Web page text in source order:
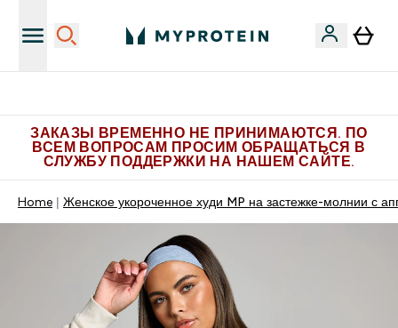
ЗАКАЗЫ ВРЕМЕННО НЕ ПРИНИМАЮТСЯ. ПО
ВСЕМ ВОПРОСАМ ПРОСИМ ОБРАЩАТЬСЯ В
СЛУЖБУ ПОДДЕРЖКИ НА НАШЕМ САЙТЕ.
Home Женское укороченное худи MP на застежке-молнии с